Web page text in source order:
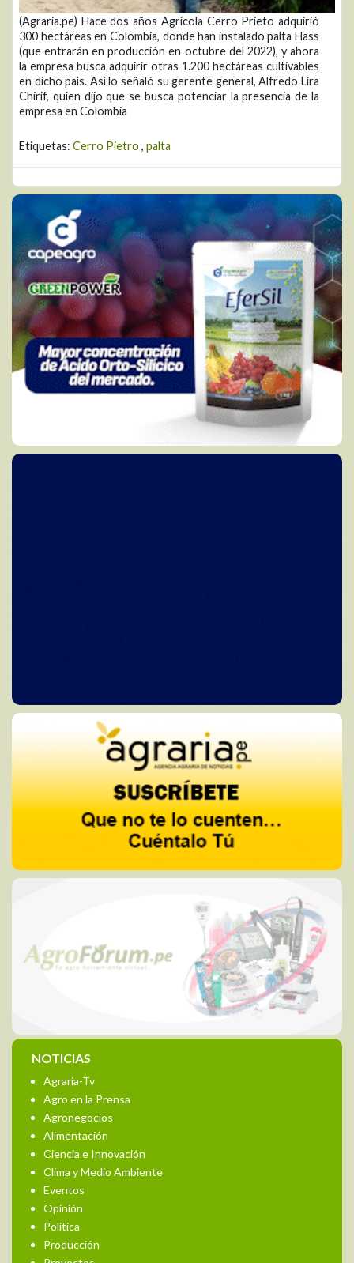
(Agraria.pe) Hace dos años Agrícola Cerro Prieto adquirió
300 hectáreas en Colombia, donde han instalado palta Hass
(que entrarán en producción en octubre del 2022), y ahora
la empresa busca adquirir otras 1.200 hectáreas cultivables
en dicho país. Así lo señaló su gerente general, Alfredo Lira
Chirif, quien dijo que se busca potenciar la presencia de la
empresa en Colombia
Etiquetas: Cerro Pietro , palta
NOTICIAS
Agraria-Tv
Agro en la Prensa
Agronegocios
Alimentación
Ciencia e Innovación
Clima y Medio Ambiente
Eventos
Opinión
Política
Producción